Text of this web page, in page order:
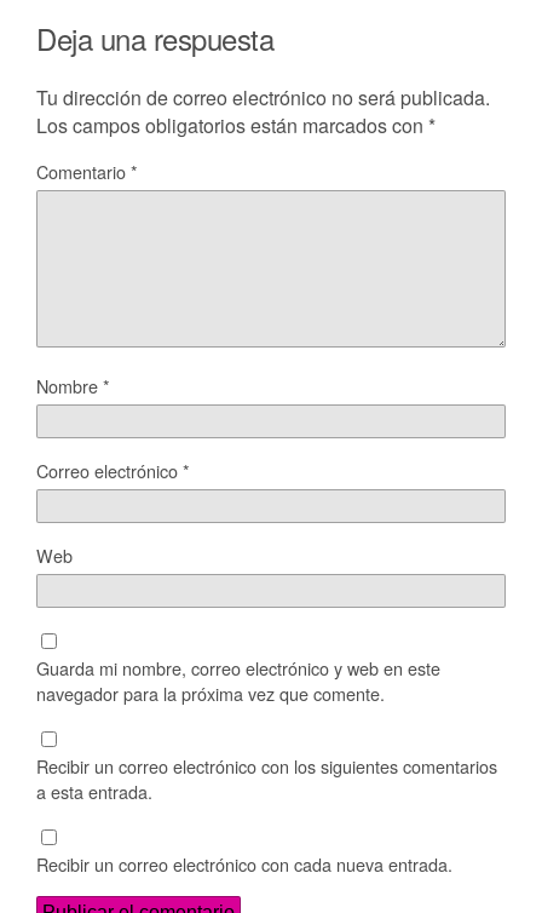
Deja una respuesta
Tu dirección de correo electrónico no será publicada.
Los campos obligatorios están marcados con *
Comentario*
Nombre*
Correo electrónico*
Web
Guarda mi nombre, correo electrónico y web en este
navegador para la próxima vez que comente.
Recibir un correo electrónico con los siguientes comentarios
a esta entrada.
Recibir un correo electrónico con cada nueva entrada.